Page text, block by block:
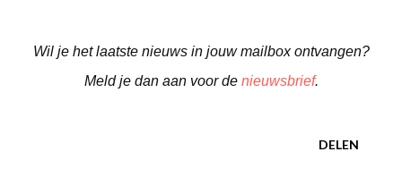
Wil je het laatste nieuws in jouw mailbox ontvangen?
Meld je dan aan voor de nieuwsbrief.
DELEN